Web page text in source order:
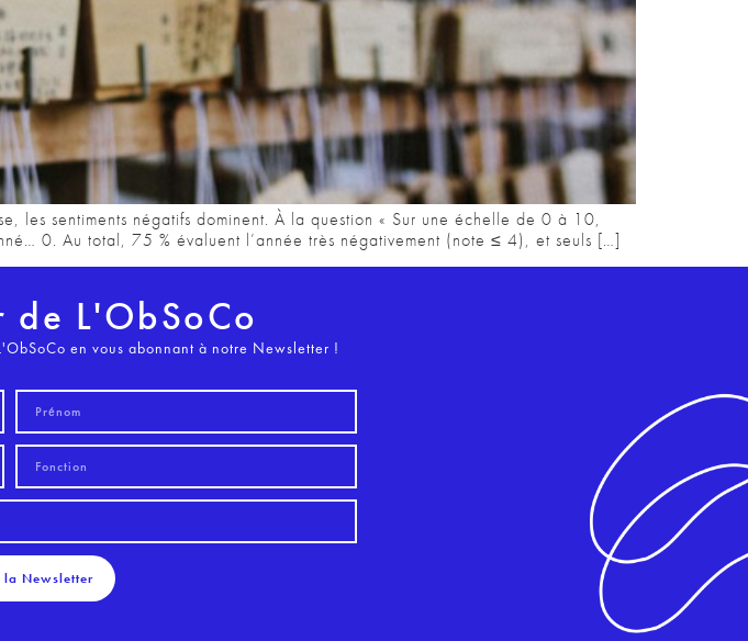
les sentiments négatifs dominent. À la question « Sur une échelle de 0 à 10,
0. Au total, 75 % évaluent l’année très négativement (note ≤ 4), et seuls […]
de L'ObSoCo
en vous abonnant à notre Newsletter !
la Newsletter